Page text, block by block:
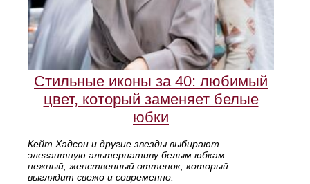
Стильные иконы за 40: любимый
цвет, который заменяет белые
юбки
Кейт Хадсон и другие звезды выбирают
элегантную альтернативу белым юбкам —
нежный, женственный оттенок, который
выглядит свежо и современно.